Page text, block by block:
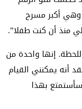
وهي أكبر مسرح
منذ أن كنت طفلا”.
إنها واحدة من
أنه يمكنني القيام
بهذا